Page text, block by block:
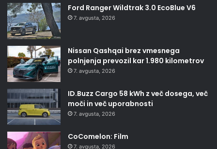
Ford Ranger Wildtrak 3.0 EcoBlue V6
7. avgusta, 2026
Nissan Qashqai brez vmesnega
polnjenja prevozil kar 1.980 kilometrov
7. avgusta, 2026
ID.Buzz Cargo 58 kWh z več dosega, več
moči in več uporabnosti
7. avgusta, 2026
CoComelon: Film
7. avgusta, 2026